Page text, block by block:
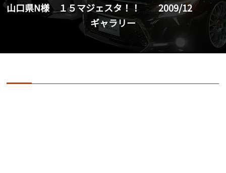
山口県N様 １５マジェスタ！！ 2009/12
ギャラリー